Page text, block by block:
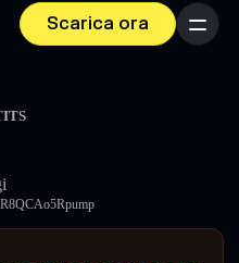
Scarica ora Menu